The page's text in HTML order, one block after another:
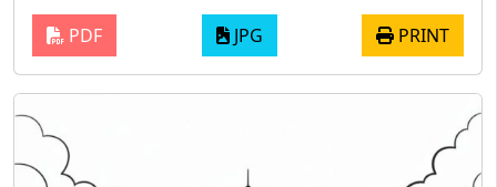
PDF JPG PRINT